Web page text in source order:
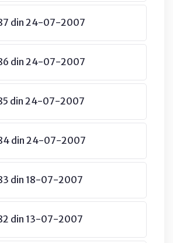
din 24-07-2007
din 24-07-2007
din 24-07-2007
din 24-07-2007
din 18-07-2007
din 13-07-2007